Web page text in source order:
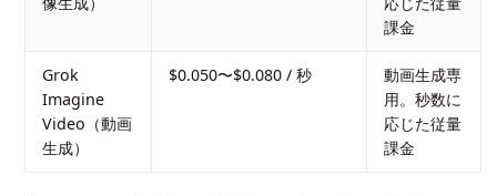
課金
Grok
Imagine
Video（動画
生成）
$0.050〜$0.080 / 秒
動画生成専
用。秒数に
応じた従量
課金